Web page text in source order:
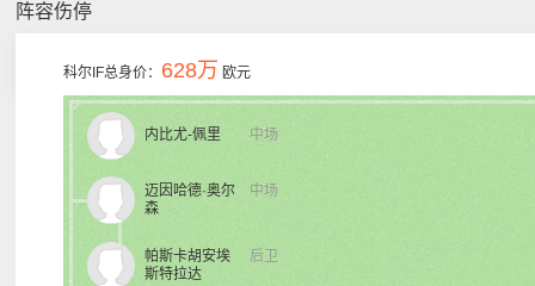
阵容伤停
科尔IF总身价： 628万 欧元
中场
内比尤-佩里
中场
迈因哈德·奥尔
森
后卫
帕斯卡胡安埃
斯特拉达